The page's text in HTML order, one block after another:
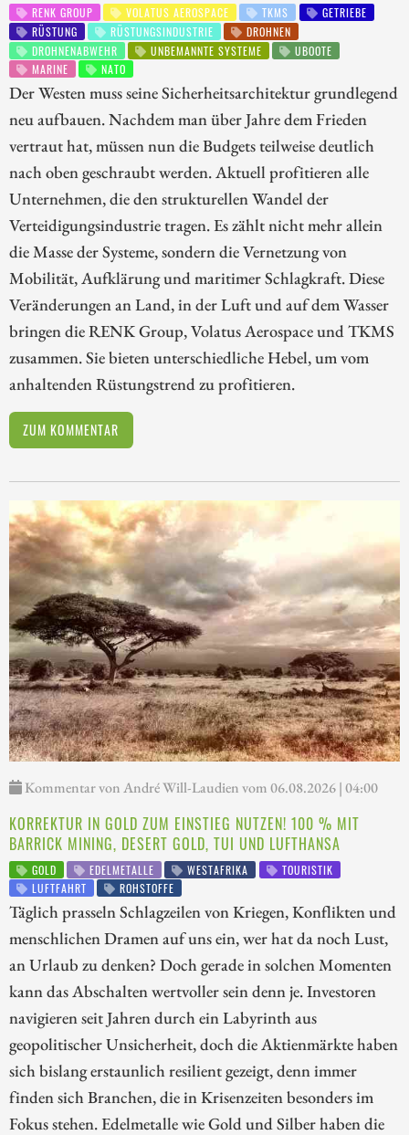
RENK GROUP VOLATUS AEROSPACE TKMS
GETRIEBE
RÜSTUNG
RÜSTUNGSINDUSTRIE
DROHNEN
DROHNENABWEHR
UNBEMANNTE SYSTEME
UBOOTE
MARINE
NATO
Der Westen muss seine Sicherheitsarchitektur grundlegend
neu aufbauen. Nachdem man über Jahre dem Frieden
vertraut hat, müssen nun die Budgets teilweise deutlich
nach oben geschraubt werden. Aktuell profitieren alle
Unternehmen, die den strukturellen Wandel der
Verteidigungsindustrie tragen. Es zählt nicht mehr allein
die Masse der Systeme, sondern die Vernetzung von
Mobilität, Aufklärung und maritimer Schlagkraft. Diese
Veränderungen an Land, in der Luft und auf dem Wasser
bringen die RENK Group, Volatus Aerospace und TKMS
zusammen. Sie bieten unterschiedliche Hebel, um vom
anhaltenden Rüstungstrend zu profitieren.
ZUM KOMMENTAR
Kommentar von André Will-Laudien vom 06.08.2026 | 04:00
KORREKTUR IN GOLD ZUM EINSTIEG NUTZEN! 100 % MIT
BARRICK MINING, DESERT GOLD, TUI UND LUFTHANSA
GOLD EDELMETALLE WESTAFRIKA
TOURISTIK
LUFTFAHRT
ROHSTOFFE
Täglich prasseln Schlagzeilen von Kriegen, Konflikten und
menschlichen Dramen auf uns ein, wer hat da noch Lust,
an Urlaub zu denken? Doch gerade in solchen Momenten
kann das Abschalten wertvoller sein denn je. Investoren
navigieren seit Jahren durch ein Labyrinth aus
geopolitischer Unsicherheit, doch die Aktienmärkte haben
sich bislang erstaunlich resilient gezeigt, denn immer
finden sich Branchen, die in Krisenzeiten besonders im
Fokus stehen. Edelmetalle wie Gold und Silber haben die